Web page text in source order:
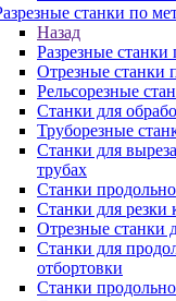
станки по
Назад
Разрезные станки
Отрезные станки
Рельсорезные
Станки для
Труборезные
Станки для
трубаx
Станки
Станки для резки
Отрезные станки
Станки для
отбортовки
Станки